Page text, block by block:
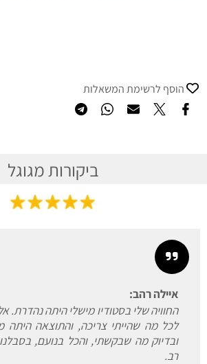
הוסף לרשימת המשאלות
ביקורות מגוגל
איילה רהב:
החוויה שלי בסטודיו מישלי היתה נהדרת.
לכל מה שהייתי צריכה, והתוצאה היתה
ובדיוק מה שבקשתי, והכל בנועם,
רב.